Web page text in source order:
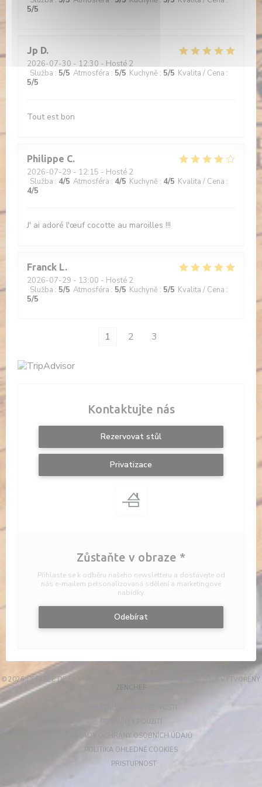
5/5
Jp D
2026-07-30 - 12:30 - Hosté 2
Služba : 5/5 Atmosféra : 5/5 Kuchyně : 5/5 Kvalita / Cena :
5/5
Tout est bon
Philippe C
2026-07-29 - 12:15 - Hosté 2
Služba : 4/5 Atmosféra : 4/5 Kuchyně : 4/5 Kvalita / Cena :
4/5
J' ai adoré l'œuf cocotte au maroilles !!!
Franck L
2026-07-29 - 13:00 - Hosté 2
Služba : 5/5 Atmosféra : 5/5 Kuchyně : 5/5 Kvalita / Cena :
5/5
1 2 3
Kontaktujte nás
Rezervovat stůl
Privatizace
Zůstaňte v obraze *
Přihlaste se k odběru našeho newsletteru a dostávejte od
nás e-mailem personalizovaná sdělení a marketingové
nabídky.
Odebírat
© 2026 L'ÉTABLE DE HEM — WEBOVÉ STRÁNKY RESTAURACE BYLY VYTVOŘENY
ZENCHEF
ODMÍTNUTÍ ODPOVĚDNOSTI ((OTEVŘE SE V NOVÉM
PODMÍNKY POUŽITÍ
ZÁSADY OCHRANY OSOBNÍCH ÚDAJŮ
POLITIKA OHLEDNĚ COOKIES((OTEVŘE SE V NOVÉM
PRISTUPNOST((OTEVŘE SE V NOVÉM OKNĚ))